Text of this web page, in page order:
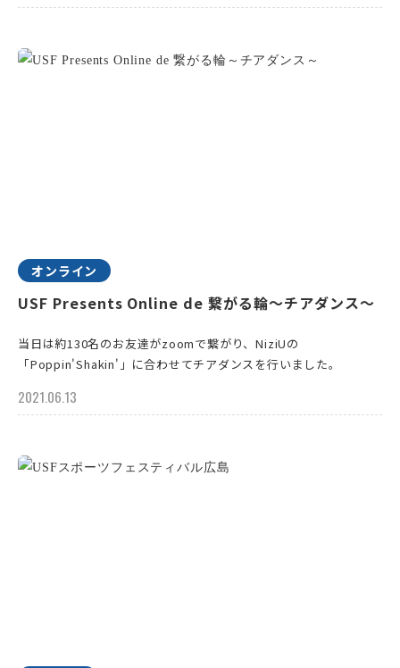
オンライン
USF Presents Online de 繋がる輪～チアダンス～
当日は約130名のお友達がzoomで繋がり、NiziUの
「Poppin'Shakin'」に合わせてチアダンスを行いました。
2021.06.13